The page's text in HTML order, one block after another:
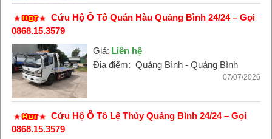
Cứu Hộ Ô Tô Quán Hàu Quảng Bình 24/24 – Gọi
0868.15.3579
Giá: Liên hệ
Địa điểm: Quảng Bình - Quảng Bình
07/07/2026
Cứu Hộ Ô Tô Lệ Thủy Quảng Bình 24/24 – Gọi
0868.15.3579